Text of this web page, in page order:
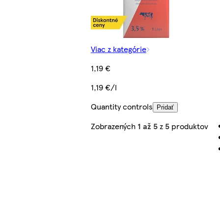
Viac z kategórie
1,19 €
1,19 €/l
Quantity controls
Pridať
Zobrazených 1 až 5z 5produktov